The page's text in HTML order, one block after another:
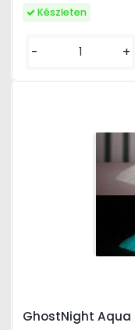
Készleten
- +
GhostNight